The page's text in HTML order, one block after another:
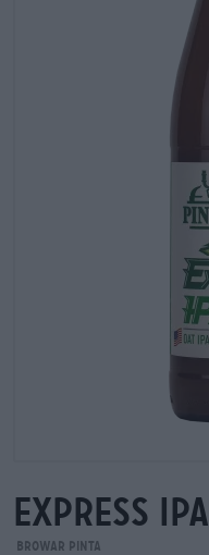
express ipa
Browar Pinta